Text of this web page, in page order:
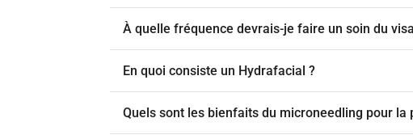
À quelle fréquence devrais-je faire un soin du
En quoi consiste un Hydrafacial ?
Quels sont les bienfaits du microneedling pour la